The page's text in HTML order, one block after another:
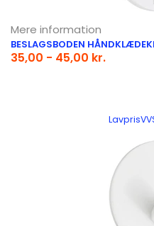
Mere information
BESLAGSBODEN
35,00 - 45,00 kr.